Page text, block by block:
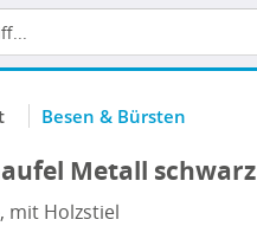
Besen & Bürsten
Metall schwarz
mit Holzstiel